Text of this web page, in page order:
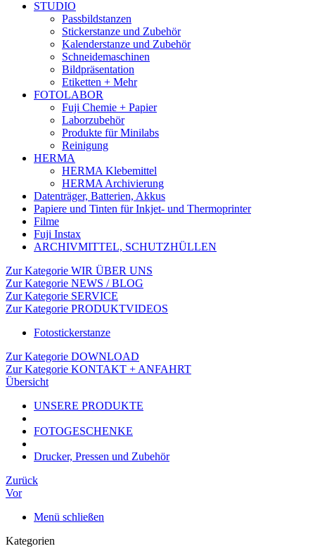
STUDIO
Passbildstanzen
Stickerstanze und Zubehör
Kalenderstanze und Zubehör
Schneidemaschinen
Bildpräsentation
Etiketten + Mehr
FOTOLABOR
Fuji Chemie + Papier
Laborzubehör
Produkte für Minilabs
Reinigung
HERMA
HERMA Klebemittel
HERMA Archivierung
Datenträger, Batterien, Akkus
Papiere und Tinten für Inkjet- und Thermoprinter
Filme
Fuji Instax
ARCHIVMITTEL, SCHUTZHÜLLEN
Zur Kategorie WIR ÜBER UNS
Zur Kategorie NEWS / BLOG
Zur Kategorie SERVICE
Zur Kategorie PRODUKTVIDEOS
Fotostickerstanze
Zur Kategorie DOWNLOAD
Zur Kategorie KONTAKT + ANFAHRT
Übersicht
UNSERE PRODUKTE
FOTOGESCHENKE
Drucker, Pressen und Zubehör
Zurück
Vor
Menü schließen
Kategorien